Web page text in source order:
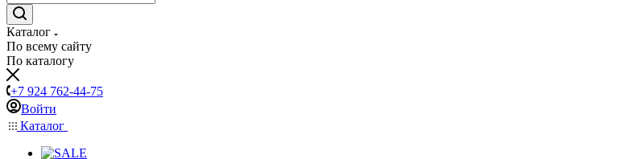
Каталог
По всему сайту
По каталогу
+7 924 762-44-75
Войти
Каталог